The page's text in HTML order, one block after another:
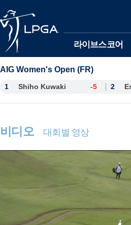
라이브스코어
AIG Women's Open (FR)
1 Shiho Kuwaki -5 2
비디오 대회별 영상